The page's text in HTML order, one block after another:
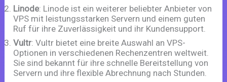
Linode: Linode ist ein weiterer beliebter Anbieter von
VPS mit leistungsstarken Servern und einem guten
Ruf für ihre Zuverlässigkeit und ihr Kundensupport.
Vultr: Vultr bietet eine breite Auswahl an VPS-
Optionen in verschiedenen Rechenzentren weltweit.
Sie sind bekannt für ihre schnelle Bereitstellung von
Servern und ihre flexible Abrechnung nach Stunden.